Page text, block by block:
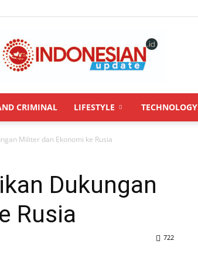
CRIMINAL LIFESTYLE TECHNOLOGY
Militer dan Ekonomi ke Rusia
Dukungan
Rusia
722